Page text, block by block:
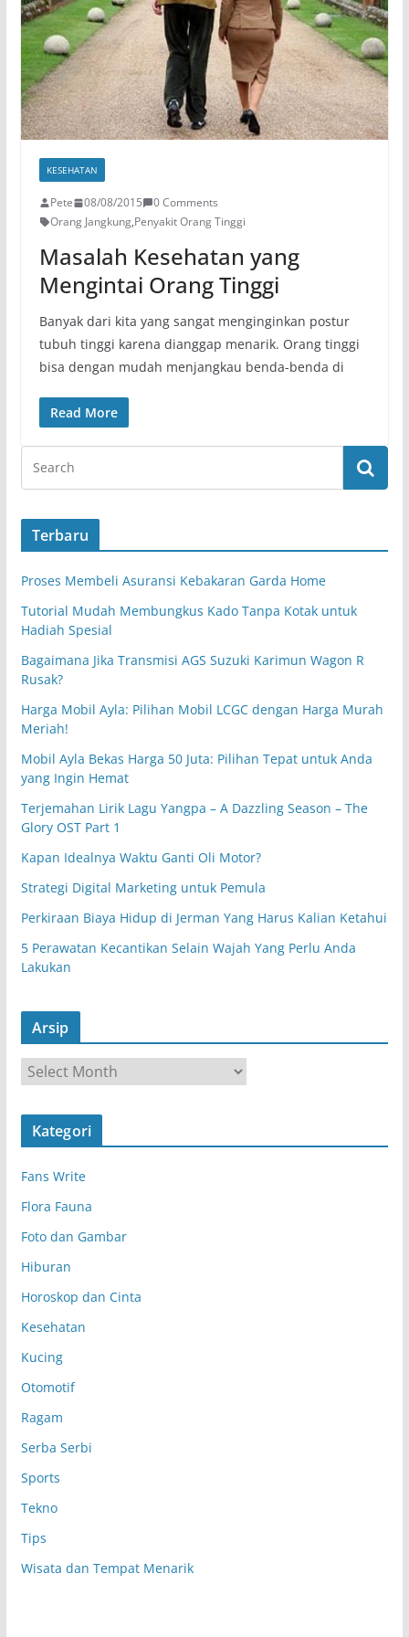
KESEHATAN
Pete 08/08/2015
0 Comments
Orang Jangkung,Penyakit Orang Tinggi
Masalah Kesehatan yang
Mengintai Orang Tinggi
Banyak dari kita yang sangat menginginkan postur
tubuh tinggi karena dianggap menarik. Orang tinggi
bisa dengan mudah menjangkau benda-benda di
Read More
Terbaru
Proses Membeli Asuransi Kebakaran Garda Home
Tutorial Mudah Membungkus Kado Tanpa Kotak untuk
Hadiah Spesial
Bagaimana Jika Transmisi AGS Suzuki Karimun Wagon R
Rusak?
Harga Mobil Ayla: Pilihan Mobil LCGC dengan Harga Murah
Meriah!
Mobil Ayla Bekas Harga 50 Juta: Pilihan Tepat untuk Anda
yang Ingin Hemat
Terjemahan Lirik Lagu Yangpa – A Dazzling Season – The
Glory OST Part 1
Kapan Idealnya Waktu Ganti Oli Motor?
Strategi Digital Marketing untuk Pemula
Perkiraan Biaya Hidup di Jerman Yang Harus Kalian Ketahui
5 Perawatan Kecantikan Selain Wajah Yang Perlu Anda
Lakukan
Arsip
s
Kategori
Fans Write
Flora Fauna
Foto dan Gambar
Hiburan
Horoskop dan Cinta
Kesehatan
Kucing
Otomotif
Ragam
Serba Serbi
Sports
Tekno
Tips
Wisata dan Tempat Menarik